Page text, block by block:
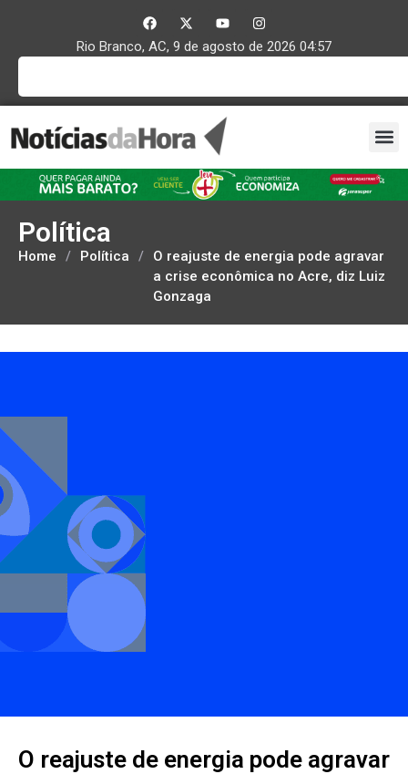
Rio Branco, AC, 9 de agosto de 2026 04:57
Política
Home / Política /
O reajuste de energia pode agravar
a crise econômica no Acre, diz Luiz
Gonzaga
O reajuste de energia pode agravar